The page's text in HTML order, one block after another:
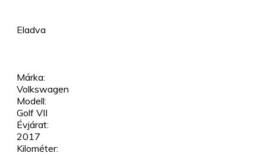
Eladva
Márka:
Volkswagen
Modell:
Golf VII
Évjárat:
2017
Kilométer: